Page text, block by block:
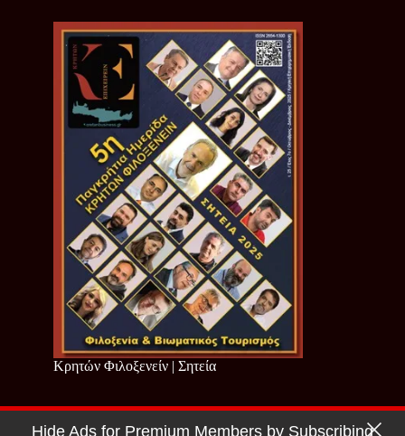
Κρητών Φιλοξενείν | Σητεία
Hide Ads for Premium Members by Subscribing